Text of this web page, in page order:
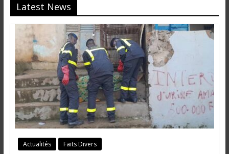
Latest News
Actualités Faits Divers